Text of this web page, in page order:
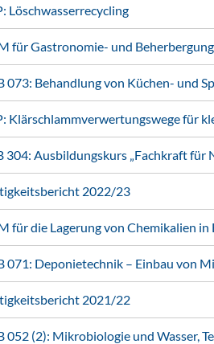
Löschwasserrecycling
für Gastronomie- und
073: Behandlung von Küchen- und
Klärschlammverwertungswege für
304: Ausbildungskurs „Fachkraft für
2022/23
für die Lagerung von Chemikalien in
071: Deponietechnik – Einbau von
2021/22
052 (2): Mikrobiologie und Wasser,